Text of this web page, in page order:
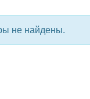
не найдены.